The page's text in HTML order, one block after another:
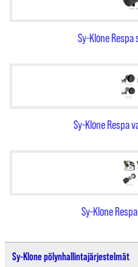
Sy-Klone
Sy-Klone Respa
Sy-Klone
Sy-Klone pölynhallintajärjestelmät